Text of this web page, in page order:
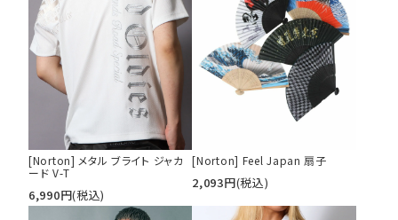
カテゴリ
サイズ
S
M
XL
XXL
XXXL
29inc
30inc
32inc
34inc
36inc
38inc
[Norton] メタル ブライト ジャカ
ード V-T
6,990円(税込)
[Norton] Feel Japan 扇子
2,093円(税込)